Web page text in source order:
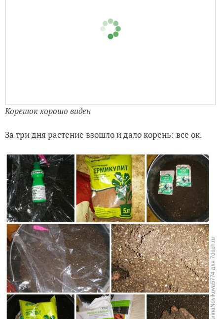
Корешок хорошо виден
За три дня растение взошло и дало корень: все ок.